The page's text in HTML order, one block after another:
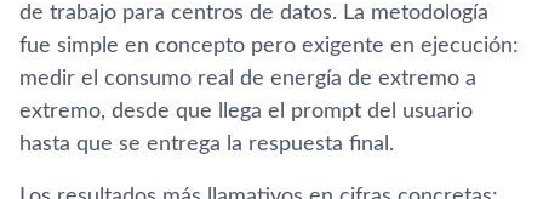
de trabajo para centros de datos. La metodología
fue simple en concepto pero exigente en ejecución:
medir el consumo real de energía de extremo a
extremo, desde que llega el prompt del usuario
hasta que se entrega la respuesta final.